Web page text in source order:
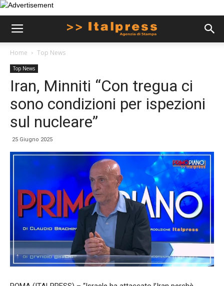
Home Top News
Top News
Iran, Minniti “Con tregua ci
sono condizioni per ispezioni
sul nucleare”
25 Giugno 2025